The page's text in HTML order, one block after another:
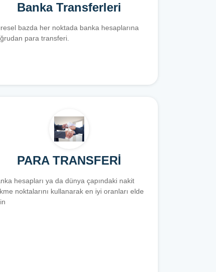
Banka Transferleri
bazda her noktada banka hesaplarına
para transferi.
PARA TRANSFERİ
hesapları ya da dünya çapındaki nakit
noktalarını kullanarak en iyi oranları elde